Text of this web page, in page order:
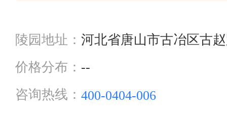
陵园地址： 河北省唐山市古冶区古
价格分布： --
咨询热线： 400-0404-006